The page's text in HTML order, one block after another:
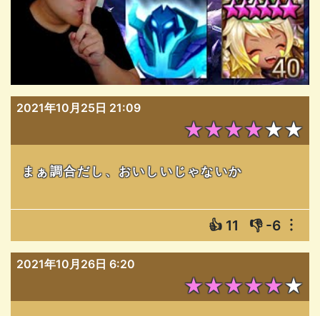
2021年10月25日 21:09
★★★★★★
まぁ調合だし、おいしいじゃないか
👍 11 👎 -6 ︙
2021年10月26日 6:20
★★★★★★